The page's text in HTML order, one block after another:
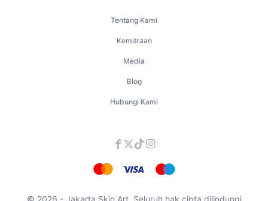
Tentang Kami
Kemitraan
Media
Blog
Hubungi Kami
© 2026 - Jakarta Skin Art. Seluruh hak cipta dilindungi